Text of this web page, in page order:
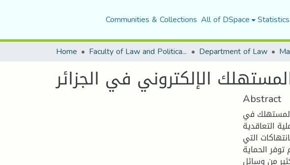
Communities & Collections All of DSpace Statistics
Home Faculty of Law and Political Science Department of Law
الإلكتروني في الجزائر
Abstract
في
التعاقدية
التي
الحماية
من وسائل